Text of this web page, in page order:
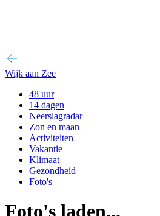
Wijk aan Zee
48 uur
14 dagen
Neerslagradar
Zon en maan
Activiteiten
Vakantie
Klimaat
Gezondheid
Foto's
Foto's laden...